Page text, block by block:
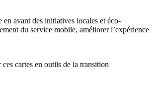
avant des initiatives locales et éco-
du service mobile, améliorer l’expérience
cartes en outils de la transition